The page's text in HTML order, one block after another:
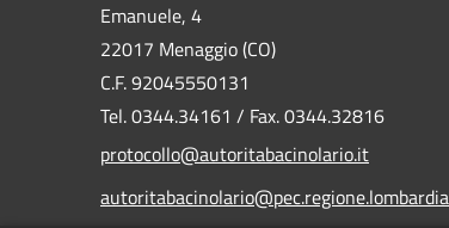
Emanuele, 4
22017 Menaggio (CO)
C.F. 92045550131
Tel. 0344.34161 / Fax. 0344.32816
protocollo@autoritabacinolario.it